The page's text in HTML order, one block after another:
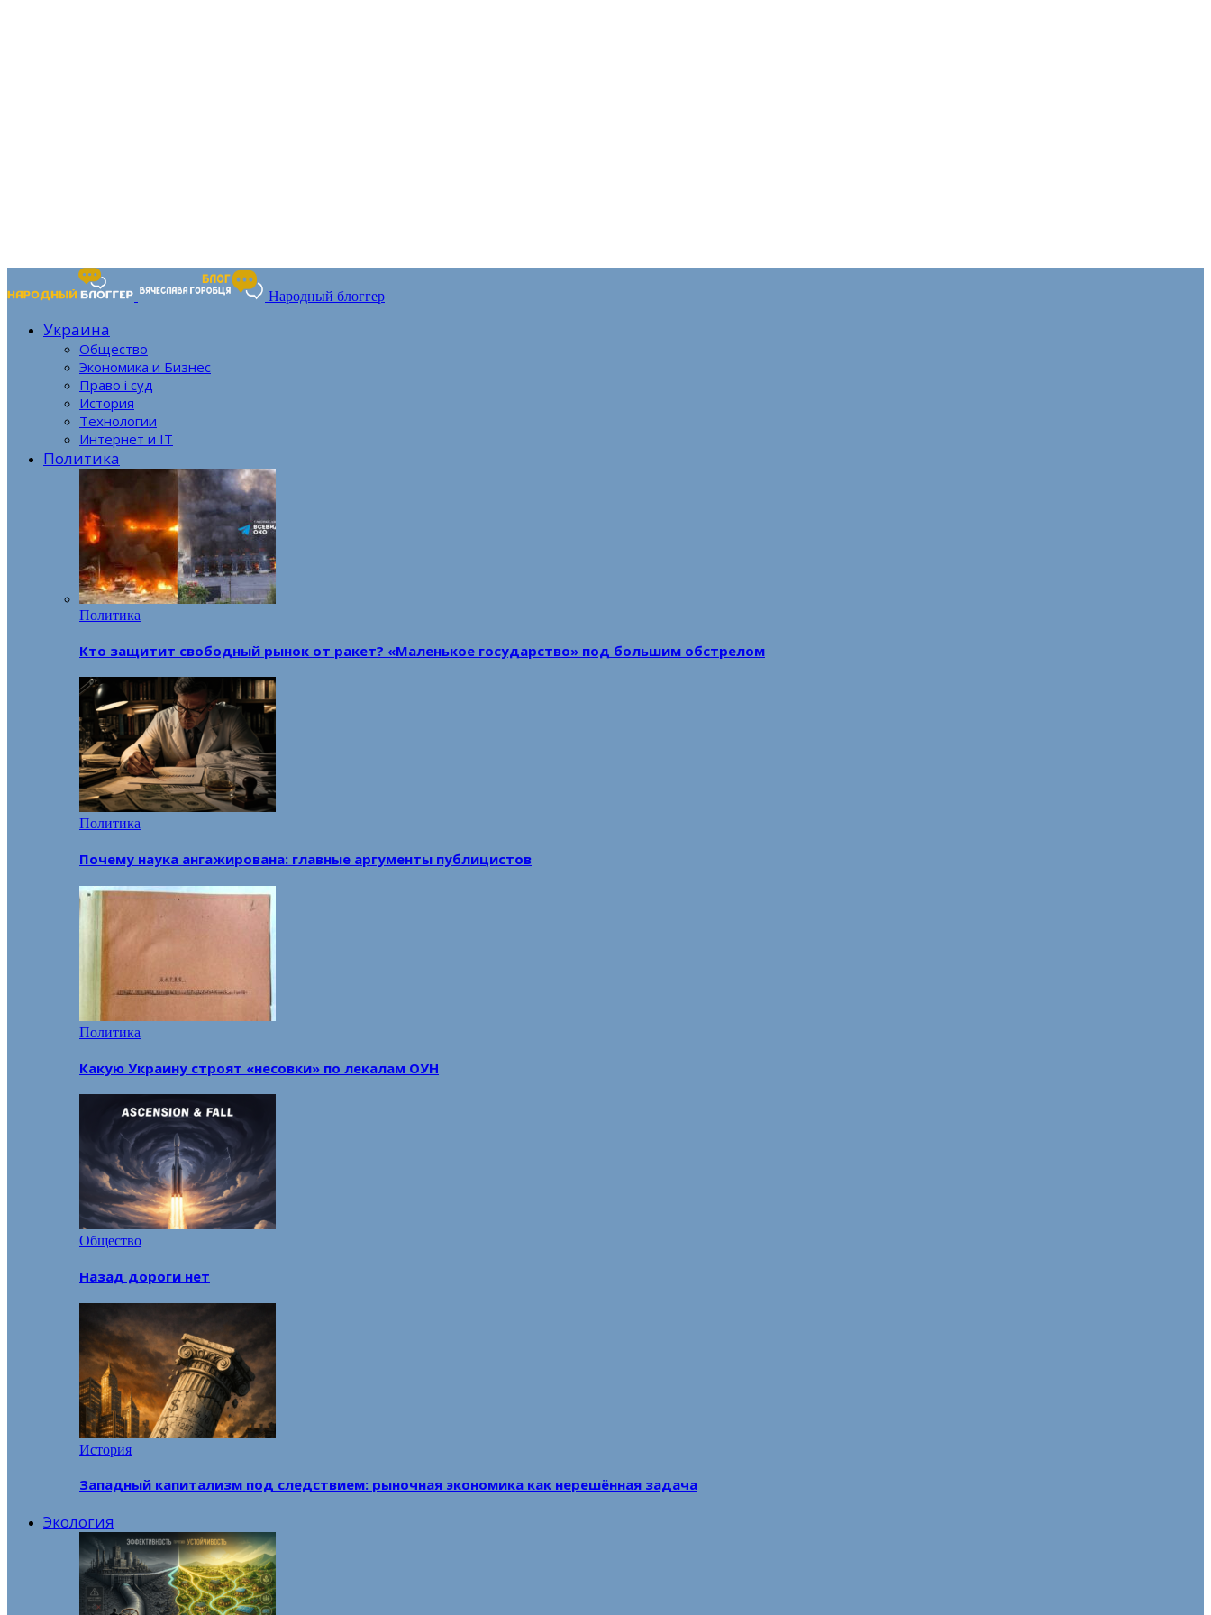
Народный блоггер
Украина
Общество
Экономика и Бизнес
Право і суд
История
Технологии
Интернет и IT
Политика
Политика
Кто защитит свободный рынок от ракет? «Маленькое государство» под большим обстрелом
Политика
Почему наука ангажирована: главные аргументы публицистов
Политика
Какую Украину строят «несовки» по лекалам ОУН
Общество
Назад дороги нет
История
Западный капитализм под следствием: рыночная экономика как нерешённая задача
Экология